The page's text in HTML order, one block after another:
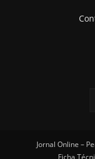
Jornal Online –